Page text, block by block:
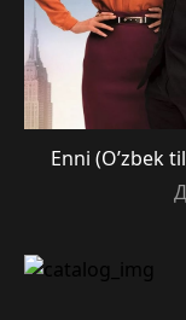
Enni (O’zbek